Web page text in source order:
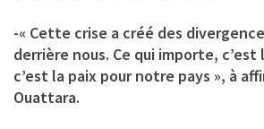
-« Cette crise a créé des
derrière nous. Ce qui importe, c’est
c’est la paix pour notre pays », à
Ouattara.